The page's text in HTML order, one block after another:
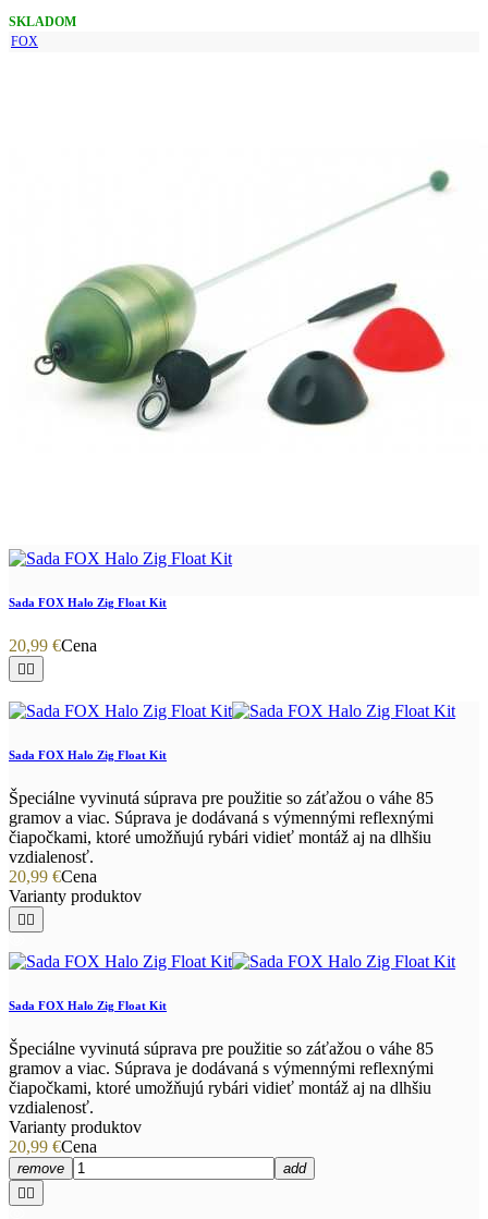
SKLADOM
FOX
Sada FOX Halo Zig Float Kit
20,99 €Cena
 
Sada FOX Halo Zig Float Kit
Špeciálne vyvinutá súprava pre použitie so záťažou o váhe 85
gramov a viac. Súprava je dodávaná s výmennými reflexnými
čiapočkami, ktoré umožňujú rybári vidieť montáž aj na dlhšiu
vzdialenosť.
20,99 €Cena
Varianty produktov
 
Sada FOX Halo Zig Float Kit
Špeciálne vyvinutá súprava pre použitie so záťažou o váhe 85
gramov a viac. Súprava je dodávaná s výmennými reflexnými
čiapočkami, ktoré umožňujú rybári vidieť montáž aj na dlhšiu
vzdialenosť.
Varianty produktov
20,99 €Cena
remove
add
 